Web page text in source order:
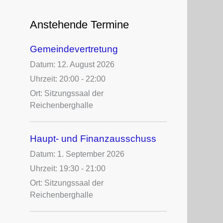
e
n
a
h
:
Anstehende Termine
Gemeindevertretung
Datum: 12. August 2026
Uhrzeit: 20:00 - 22:00
Ort: Sitzungssaal der
Reichenberghalle
Haupt- und Finanzausschuss
Datum: 1. September 2026
Uhrzeit: 19:30 - 21:00
Ort: Sitzungssaal der
Reichenberghalle